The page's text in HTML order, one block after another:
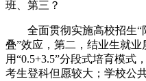
班、第三？
全面贯彻实施高校招生“
叠”效应，第二，结业生就
用“0.5+3.5”分段式培育模式
考生登科但愿较大；学校公